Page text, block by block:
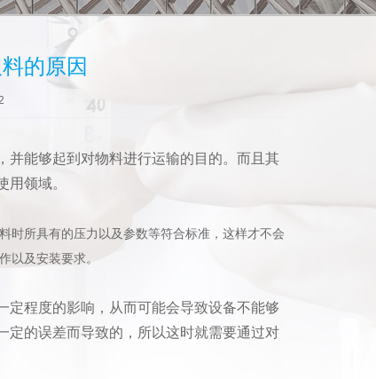
的原因
并能够起到对物料进行运输的目的。而且其
领域。
时所具有的压力以及参数等符合标准，这样才不会
以及安装要求。
定程度的影响，从而可能会导致设备不能够
定的误差而导致的，所以这时就需要通过对